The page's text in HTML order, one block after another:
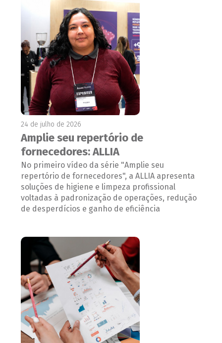
24 de julho de 2026
Amplie seu repertório de
fornecedores: ALLIA
No primeiro vídeo da série "Amplie seu
repertório de fornecedores", a ALLIA apresenta
soluções de higiene e limpeza profissional
voltadas à padronização de operações, redução
de desperdícios e ganho de eficiência